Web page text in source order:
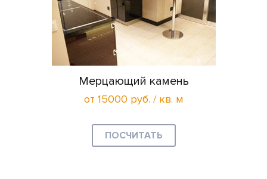
Мерцающий камень
от 15000 руб. / кв. м
ПОСЧИТАТЬ